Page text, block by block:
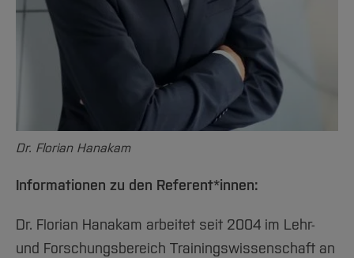
Dr. Florian Hanakam
Informationen zu den Referent*innen:
Dr. Florian Hanakam arbeitet seit 2004 im Lehr-
und Forschungsbereich Trainingswissenschaft an